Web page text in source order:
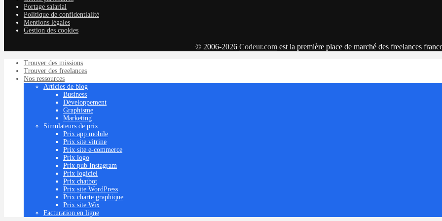
Portage salarial
Politique de confidentialité
Mentions légales
Gestion des cookies
© 2006-2026 Codeur.com est la première place de marché des freelances
Trouver des missions
Trouver des freelances
Nos ressources
Articles de blog
Business
Développement
Graphisme
Marketing
Simulateurs de prix
Prix app mobile
Prix site vitrine
Prix site e-commerce
Prix logo
Prix pub Instagram
Prix logiciel
Prix chatbot
Prix site WordPress
Prix charte graphique
Prix site Wix
Facturation en ligne